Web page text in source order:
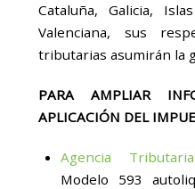
Cataluña, Galicia,
Valenciana, sus
tributarias asumirán la
PARA AMPLIAR
APLICACIÓN DEL
Agencia Tributaria
Modelo 593